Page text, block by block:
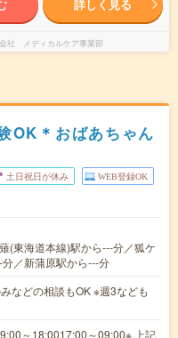
詳しく見る
社 メディカルケア事業部
OK＊おばあちゃん
土日祝日が休み WEB登録OK
(東海道本線)駅から---分／狐ケ
／新蒲原駅から---分
などの相談もOK ※週3なども
～18:0017:00～09:00※ 上記